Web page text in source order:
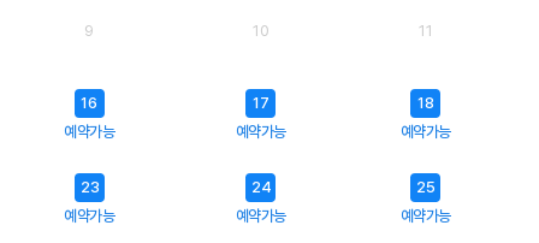
9 10 11
16
예약가능
17
예약가능
18
예약가능
23
예약가능
24
예약가능
25
예약가능